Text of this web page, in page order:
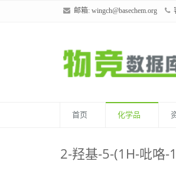
邮箱: wingch@basechem.org
首页 化学品
2-羟基-5-(1H-吡咯-